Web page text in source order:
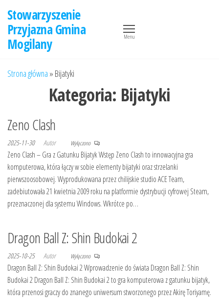
treści
Stowarzyszenie
Przyjazna Gmina
Mogilany
Menu
Strona główna » Bijatyki
Kategoria: Bijatyki
Zeno Clash
2025-11-30 Autor Wyłączono
Zeno Clash – Gra z Gatunku Bijatyk Wstęp Zeno Clash to innowacyjna gra
komputerowa, która łączy w sobie elementy bijatyki oraz strzelanki
pierwszoosobowej. Wyprodukowana przez chilijskie studio ACE Team,
zadebiutowała 21 kwietnia 2009 roku na platformie dystrybucji cyfrowej Steam,
przeznaczonej dla systemu Windows. Wkrótce po…
Dragon Ball Z: Shin Budokai 2
2025-10-25 Autor Wyłączono
Dragon Ball Z: Shin Budokai 2 Wprowadzenie do świata Dragon Ball Z: Shin
Budokai 2 Dragon Ball Z: Shin Budokai 2 to gra komputerowa z gatunku bijatyk,
która przenosi graczy do znanego uniwersum stworzonego przez Akirę Toriyamę.